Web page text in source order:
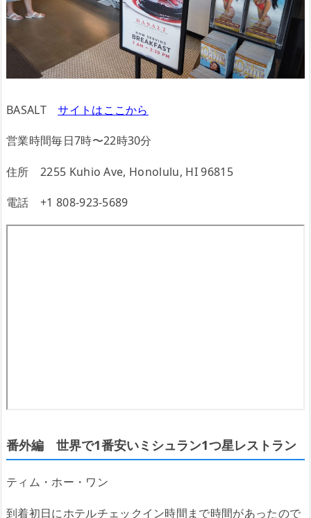
BASALTサイトはここから
営業時間毎日7時〜22時30分
住所 2255 Kuhio Ave, Honolulu, HI 96815
電話 +1 808-923-5689
番外編 世界で1番安いミシュラン1つ星レストラン
ティム・ホー・ワン
到着初日にホテルチェックイン時間まで時間があったので